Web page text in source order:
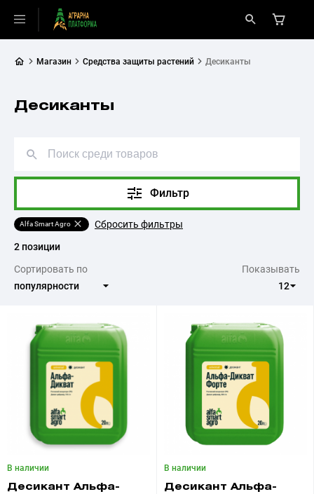
Магазин Средства защиты растений Десиканты
Десиканты
Alfa Smart Agro Сбросить фильтры
Фильтр
2 позиции
Сортировать по
Показывать
В наличии
Десикант Альфа-
В наличии
Десикант Альфа-